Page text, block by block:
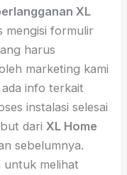
XL
mengisi formulir
harus
marketing kami
info terkait
instalasi selesai
dariXL Home
sebelumnya.
untuk melihat